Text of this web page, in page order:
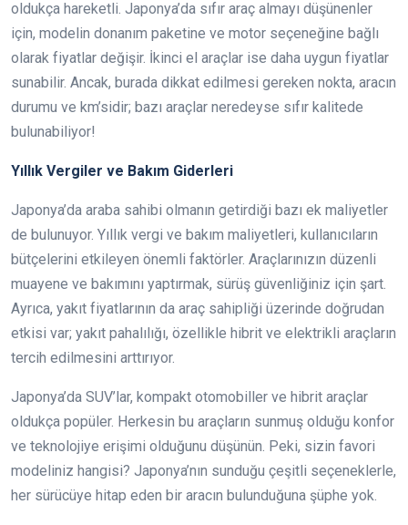
oldukça hareketli. Japonya’da sıfır araç almayı düşünenler
için, modelin donanım paketine ve motor seçeneğine bağlı
olarak fiyatlar değişir. İkinci el araçlar ise daha uygun fiyatlar
sunabilir. Ancak, burada dikkat edilmesi gereken nokta, aracın
durumu ve km’sidir; bazı araçlar neredeyse sıfır kalitede
bulunabiliyor!
Yıllık Vergiler ve Bakım Giderleri
Japonya’da araba sahibi olmanın getirdiği bazı ek maliyetler
de bulunuyor. Yıllık vergi ve bakım maliyetleri, kullanıcıların
bütçelerini etkileyen önemli faktörler. Araçlarınızın düzenli
muayene ve bakımını yaptırmak, sürüş güvenliğiniz için şart.
Ayrıca, yakıt fiyatlarının da araç sahipliği üzerinde doğrudan
etkisi var; yakıt pahalılığı, özellikle hibrit ve elektrikli araçların
tercih edilmesini arttırıyor.
Japonya’da SUV’lar, kompakt otomobiller ve hibrit araçlar
oldukça popüler. Herkesin bu araçların sunmuş olduğu konfor
ve teknolojiye erişimi olduğunu düşünün. Peki, sizin favori
modeliniz hangisi? Japonya’nın sunduğu çeşitli seçeneklerle,
her sürücüye hitap eden bir aracın bulunduğuna şüphe yok.